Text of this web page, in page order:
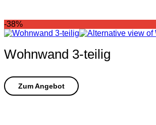
-38%
Wohnwand 3-teilig